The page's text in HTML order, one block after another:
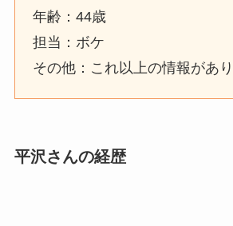
年齢：44歳
担当：ボケ
その他：これ以上の情報があ
平沢さんの経歴